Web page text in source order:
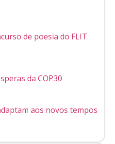
de poesia do FLIT
da COP30
aos novos tempos